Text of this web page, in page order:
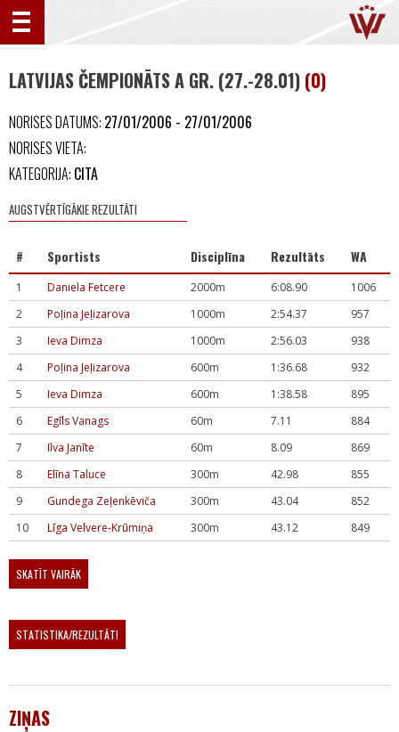
LATVIJAS ČEMPIONĀTS A GR. (27.-28.01) (0)
NORISES DATUMS: 27/01/2006 - 27/01/2006
NORISES VIETA:
KATEGORIJA: CITA
AUGSTVĒRTĪGĀKIE REZULTĀTI
# Sportists Disciplīna Rezultāts WA
1 Daniela Fetcere 2000m 6:08.90
1006
2
Poļina Jeļizarova 1000m 2:54.37
957
3
Ieva Dimza 1000m 2:56.03
938
4
Poļina Jeļizarova 600m 1:36.68
932
5
Ieva Dimza 600m 1:38.58
895
6
Egīls Vanags 60m 7.11
884
7
Ilva Janīte 60m 8.09
869
8
Elīna Taluce 300m 42.98
855
9
Gundega Zeļenkēviča 300m 43.04
852
10
Līga Velvere-Krūmiņa 300m 43.12 849
SKATĪT VAIRĀK
STATISTIKA/REZULTĀTI
ZIŅAS